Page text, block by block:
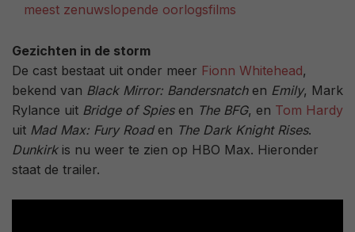
meest zenuwslopende oorlogsfilms
Gezichten in de storm
De cast bestaat uit onder meer Fionn Whitehead,
bekend van Black Mirror: Bandersnatchen Emily, Mark
Rylance uit Bridge of Spiesen The BFG, en Tom Hardy
uit Mad Max: Fury Roaden The Dark Knight Rises.
Dunkirkis nu weer te zien op HBO Max. Hieronder
staat de trailer.